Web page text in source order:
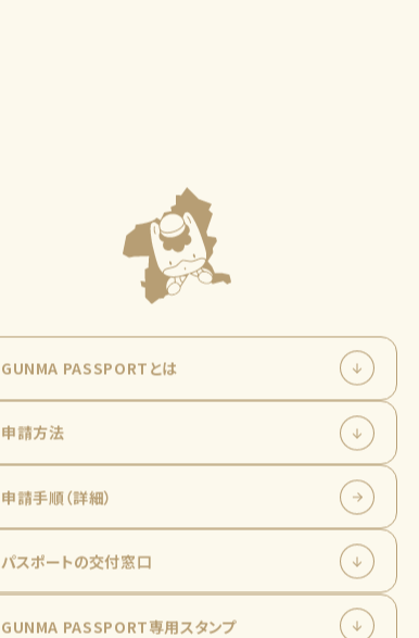
GUNMA PASSPORTとは
申請方法
申請手順（詳細）
パスポートの交付窓口
GUNMA PASSPORT専用スタンプ